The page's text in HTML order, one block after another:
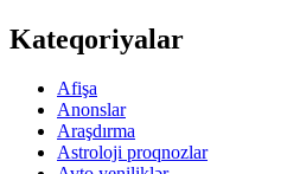
Kateqoriyalar
Afişa
Anonslar
Araşdırma
Astroloji proqnozlar